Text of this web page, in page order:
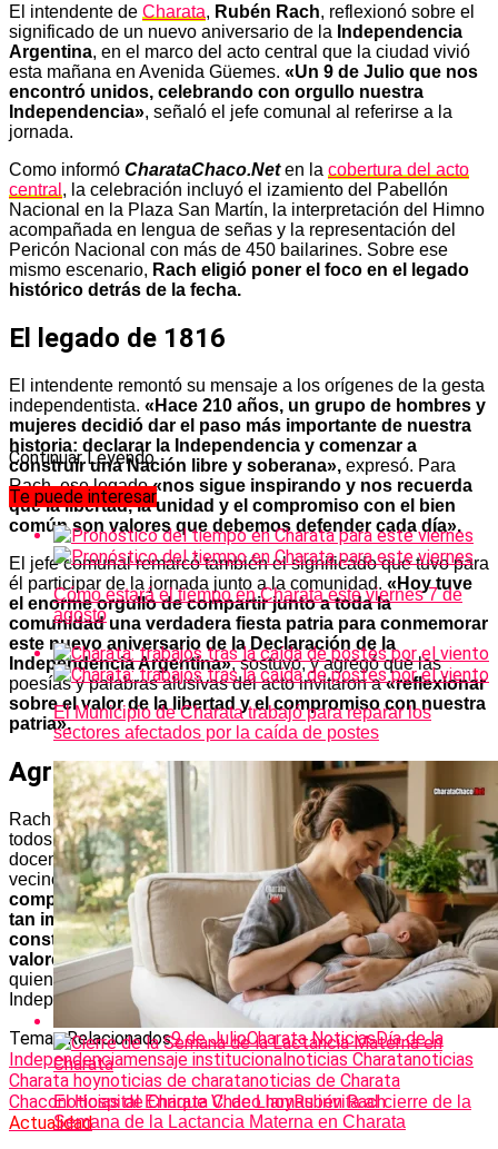
El intendente de Charata, Rubén Rach, reflexionó sobre el
significado de un nuevo aniversario de la Independencia
Argentina, en el marco del acto central que la ciudad vivió
esta mañana en Avenida Güemes. «Un 9 de Julio que nos
encontró unidos, celebrando con orgullo nuestra
Independencia», señaló el jefe comunal al referirse a la
jornada.
Como informó CharataChaco.Neten la cobertura del acto
central , la celebración incluyó el izamiento del Pabellón
Nacional en la Plaza San Martín, la interpretación del Himno
acompañada en lengua de señas y la representación del
Pericón Nacional con más de 450 bailarines. Sobre ese
mismo escenario, Rach eligió poner el foco en el legado
histórico detrás de la fecha.
El legado de 1816
El intendente remontó su mensaje a los orígenes de la gesta
independentista. «Hace 210 años, un grupo de hombres y
mujeres decidió dar el paso más importante de nuestra
historia: declarar la Independencia y comenzar a
construir una Nación libre y soberana», expresó. Para
Rach, ese legado«nos sigue inspirando y nos recuerda
que la libertad, la unidad y el compromiso con el bien
común son valores que debemos defender cada día».
El jefe comunal remarcó también el significado que tuvo para
él participar de la jornada junto a la comunidad. «Hoy tuve
el enorme orgullo de compartir junto a toda la
comunidad una verdadera fiesta patria para conmemorar
este nuevo aniversario de la Declaración de la
Independencia Argentina», sostuvo, y agregó que las
poesías y palabras alusivas del acto invitaron a«reflexionar
sobre el valor de la libertad y el compromiso con nuestra
patria».
Agradecimiento a la comunidad
Rach cerró su mensaje con un agradecimiento extendido a
todos los que hicieron posible la celebración: instituciones,
docentes, estudiantes, bailarines, trabajadores municipales,
vecinos y familias.«Ver a nuestra comunidad reunida,
compartiendo con respeto, alegría y orgullo esta fecha
tan importante, reafirma que el camino es seguir
construyendo juntos una ciudad unida, con identidad,
valores y amor por nuestra patria», afirmó el intendente,
quien cerró su mensaje deseando un feliz Día de la
Independencia a los charatenses.
Temas Relacionados9 de JulioCharata NoticiasDía de la
Independenciamensaje institucionalnoticias Charatanoticias
Charata hoynoticias de charatanoticias de Charata
Chaconoticias de Charata Chaco hoyRubén Rach
Actualidad
Continuar Leyendo
Te puede interesar
Cómo estará el tiempo en Charata este viernes 7 de
agosto
El Municipio de Charata trabajó para reparar los
sectores afectados por la caída de postes
El Hospital Enrique V. de Llamas invita al cierre de la
Semana de la Lactancia Materna en Charata